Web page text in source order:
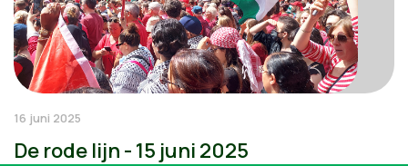
16 juni 2025
De rode lijn - 15 juni 2025